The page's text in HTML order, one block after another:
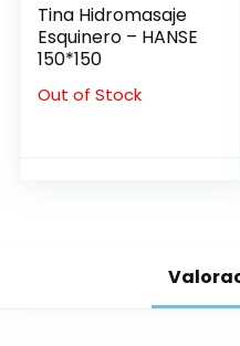
Tina Hidromasaje
Esquinero – HANSE
150*150
Out of Stock